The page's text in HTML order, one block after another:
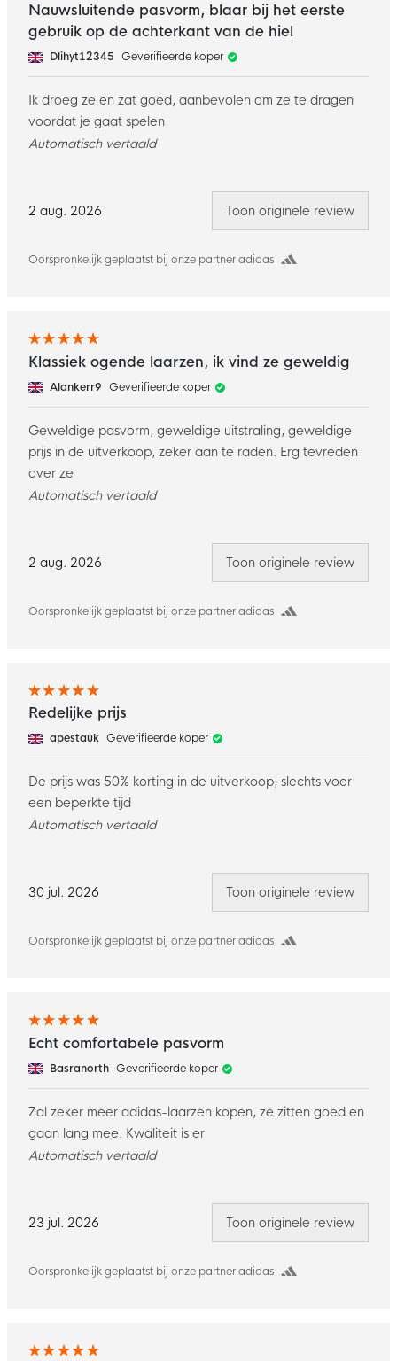
2 aug. 2026
Oorspronkelijk geplaatst bij onze partner adidas
Nauwsluitende pasvorm, blaar bij het eerste
gebruik op de achterkant van de hiel
Dlihyt12345 Geverifieerde koper
Ik droeg ze en zat goed, aanbevolen om ze te dragen
voordat je gaat spelen
Automatisch vertaald
Toon originele review
2 aug. 2026
Oorspronkelijk geplaatst bij onze partner adidas
Klassiek ogende laarzen, ik vind ze geweldig
Alankerr9 Geverifieerde koper
Geweldige pasvorm, geweldige uitstraling, geweldige
prijs in de uitverkoop, zeker aan te raden. Erg tevreden
over ze
Automatisch vertaald
Toon originele review
30 jul. 2026
Oorspronkelijk geplaatst bij onze partner adidas
Redelijke prijs
apestauk Geverifieerde koper
De prijs was 50% korting in de uitverkoop, slechts voor
een beperkte tijd
Automatisch vertaald
Toon originele review
23 jul. 2026
Oorspronkelijk geplaatst bij onze partner adidas
Echt comfortabele pasvorm
Basranorth Geverifieerde koper
Zal zeker meer adidas-laarzen kopen, ze zitten goed en
gaan lang mee. Kwaliteit is er
Automatisch vertaald
Toon originele review